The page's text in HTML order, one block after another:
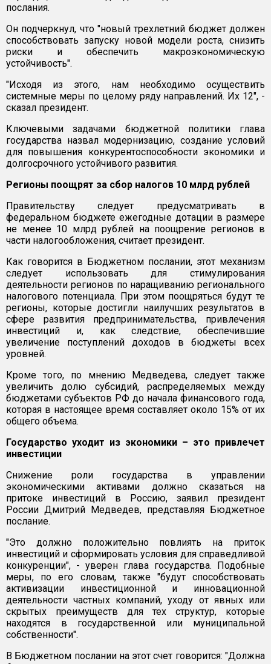
послания.
Он подчеркнул, что "новый трехлетний бюджет должен
способствовать запуску новой модели роста, снизить
риски и обеспечить макроэкономическую
устойчивость".
"Исходя из этого, нам необходимо осуществить
системные меры по целому ряду направлений. Их 12", -
сказал президент.
Ключевыми задачами бюджетной политики глава
государства назвал модернизацию, создание условий
для повышения конкурентоспособности экономики и
долгосрочного устойчивого развития.
Регионы поощрят за сбор налогов 10 млрд рублей
Правительству следует предусматривать в
федеральном бюджете ежегодные дотации в размере
не менее 10 млрд рублей на поощрение регионов в
части налогообложения, считает президент.
Как говорится в Бюджетном послании, этот механизм
следует использовать для стимулирования
деятельности регионов по наращиванию регионального
налогового потенциала. При этом поощряться будут те
регионы, которые достигли наилучших результатов в
сфере развития предпринимательства, привлечения
инвестиций и, как следствие, обеспечившие
увеличение поступлений доходов в бюджеты всех
уровней.
Кроме того, по мнению Медведева, следует также
увеличить долю субсидий, распределяемых между
бюджетами субъектов РФ до начала финансового года,
которая в настоящее время составляет около 15% от их
общего объема.
Государство уходит из экономики – это привлечет
инвестиции
Снижение роли государства в управлении
экономическими активами должно сказаться на
притоке инвестиций в Россию, заявил президент
России Дмитрий Медведев, представляя Бюджетное
послание.
"Это должно положительно повлиять на приток
инвестиций и сформировать условия для справедливой
конкуренции", - уверен глава государства. Подобные
меры, по его словам, также "будут способствовать
активизации инвестиционной и инновационной
деятельности частных компаний, уходу от явных или
скрытых преимуществ для тех структур, которые
находятся в государственной или муниципальной
собственности".
В Бюджетном послании на этот счет говорится: "Должна